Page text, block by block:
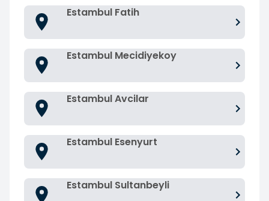
Estambul Fatih
Estambul Mecidiyekoy
Estambul Avcilar
Estambul Esenyurt
Estambul Sultanbeyli